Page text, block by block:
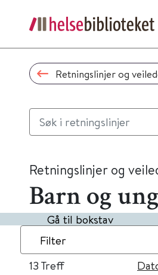
Retningslinjer og
Retningslinjer og
Barn og
Gå til bokstav
Filter
13 Treff